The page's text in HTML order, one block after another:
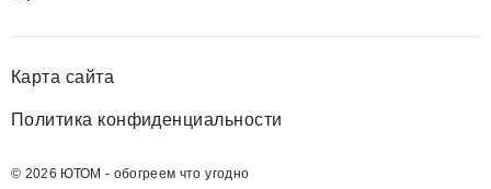
Карта сайта
Политика конфиденциальности
© 2026 ЮТОМ - обогреем что угодно